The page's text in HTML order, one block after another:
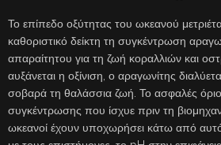
Το επίπεδο οξύτητας του ωκεανού
καθοριστικό δείκτη τη συγκέντρωση
απαραίτητου για τη ζωή κοραλλιών και
αυξάνεται η οξίνιση, ο αραγωνίτης
σοβαρά τη θαλάσσια ζωή. Το ασφαλές όριο
συγκέντρωσης που ίσχυε πριν τη
ωκεανοί έχουν υποχωρήσει κάτω από